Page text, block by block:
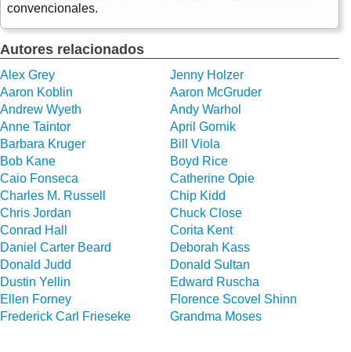
convencionales.
Autores relacionados
Alex Grey
Jenny Holzer
Aaron Koblin
Aaron McGruder
Andrew Wyeth
Andy Warhol
Anne Taintor
April Gornik
Barbara Kruger
Bill Viola
Bob Kane
Boyd Rice
Caio Fonseca
Catherine Opie
Charles M. Russell
Chip Kidd
Chris Jordan
Chuck Close
Conrad Hall
Corita Kent
Daniel Carter Beard
Deborah Kass
Donald Judd
Donald Sultan
Dustin Yellin
Edward Ruscha
Ellen Forney
Florence Scovel Shinn
Frederick Carl Frieseke
Grandma Moses